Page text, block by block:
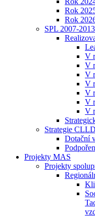
Rok
Rok
SPL 2007-2013
V
V
V
V
V
V
V
Strategie
Dotační
Projekty MAS
Projekty